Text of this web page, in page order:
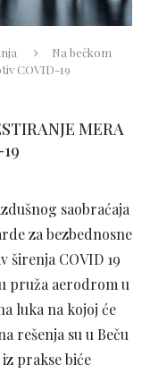
Na bečkom
COVID-19
MERA
saobraćaja
za bezbednosne
širenja COVID 19
pruža aerodrom u
luka na kojoj će
rešenja su u Beču
prakse biće